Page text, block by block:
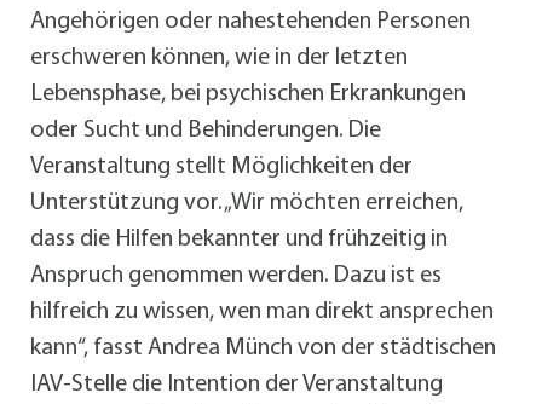
Angehörigen oder nahestehenden Personen
erschweren können, wie in der letzten
Lebensphase, bei psychischen Erkrankungen
oder Sucht und Behinderungen. Die
Veranstaltung stellt Möglichkeiten der
Unterstützung vor. „Wir möchten erreichen,
dass die Hilfen bekannter und frühzeitig in
Anspruch genommen werden. Dazu ist es
hilfreich zu wissen, wen man direkt ansprechen
kann“, fasst Andrea Münch von der städtischen
IAV-Stelle die Intention der Veranstaltung